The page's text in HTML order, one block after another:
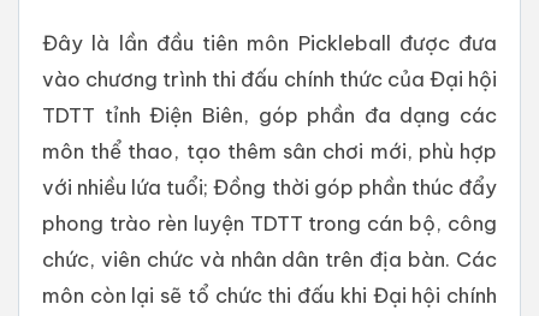
Đây là lần đầu tiên môn Pickleball được đưa
vào chương trình thi đấu chính thức của Đại hội
TDTT tỉnh Điện Biên, góp phần đa dạng các
môn thể thao, tạo thêm sân chơi mới, phù hợp
với nhiều lứa tuổi; Đồng thời góp phần thúc đẩy
phong trào rèn luyện TDTT trong cán bộ, công
chức, viên chức và nhân dân trên địa bàn. Các
môn còn lại sẽ tổ chức thi đấu khi Đại hội chính